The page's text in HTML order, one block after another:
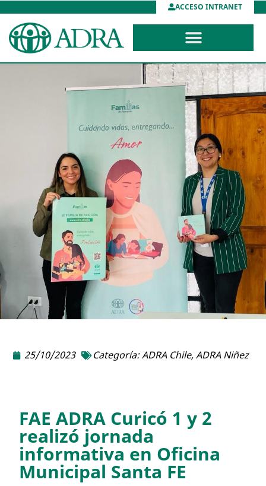
ACCESO INTRANET
25/10/2023 Categoría:ADRA Chile,ADRA Niñez
FAE ADRA Curicó 1 y 2
realizó jornada
informativa en Oficina
Municipal Santa FE